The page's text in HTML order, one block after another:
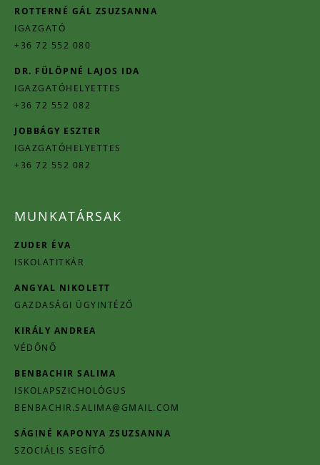
ROTTERNÉ GÁL ZSUZSANNA
IGAZGATÓ
+36 72 552 080
DR. FÜLÖPNÉ LAJOS IDA
IGAZGATÓHELYETTES
+36 72 552 082
JOBBÁGY ESZTER
IGAZGATÓHELYETTES
+36 72 552 082
MUNKATÁRSAK
ZUDER ÉVA
ISKOLATITKÁR
ANGYAL NIKOLETT
GAZDASÁGI ÜGYINTÉZŐ
KIRÁLY ANDREA
VÉDŐNŐ
BENBACHIR SALIMA
ISKOLAPSZICHOLÓGUS
BENBACHIR.SALIMA@GMAIL.COM
SÁGINÉ KAPONYA ZSUZSANNA
SZOCIÁLIS SEGÍTŐ